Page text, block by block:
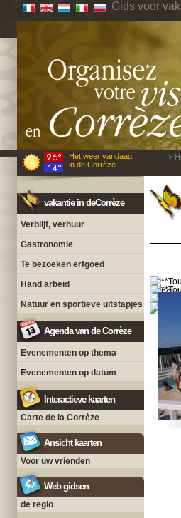
Gids voor
Het weer vandaag
in de Corrèze
>
vakantie in deCorrèze
Verblijf, verhuur
Gastronomie
Te bezoeken erfgoed
Hand arbeid
Natuur en sportieve uitstapjes
Agenda van de Corrèze
Evenementen op thema
Evenementen op datum
Interactieve kaarten
Carte de la Corrèze
Ansicht kaarten
Voor uw vrienden
Web gidsen
de regio